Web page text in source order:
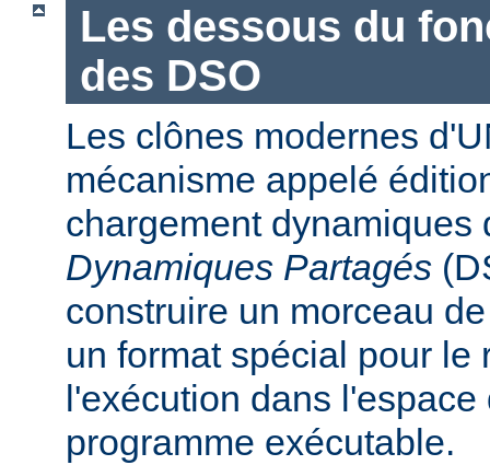
Les dessous du
des DSO
Les clônes modernes
mécanisme appelé
chargement dynamiques
Dynamiques Partagés
construire un morceau
un format spécial pour le
l'exécution dans
programme exécutable.